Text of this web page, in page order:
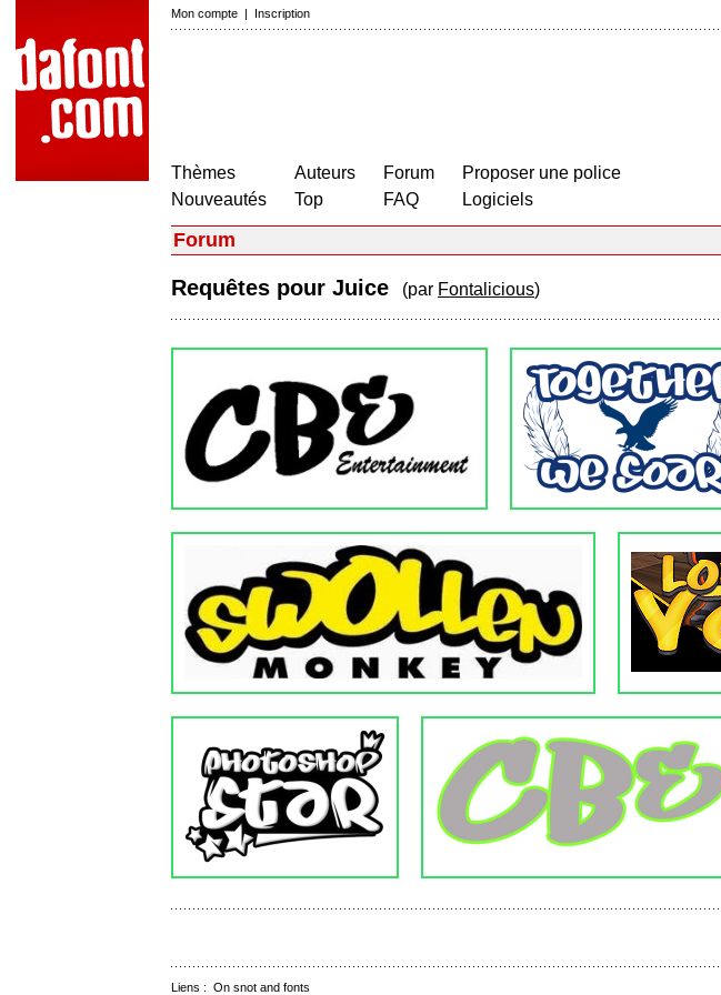
Mon compte | Inscription
Thèmes
Nouveautés
Auteurs
Top
Forum
FAQ
Proposer une police
Logiciels
Forum
Requêtes pour Juice (par Fontalicious)
Liens : On snot and fonts